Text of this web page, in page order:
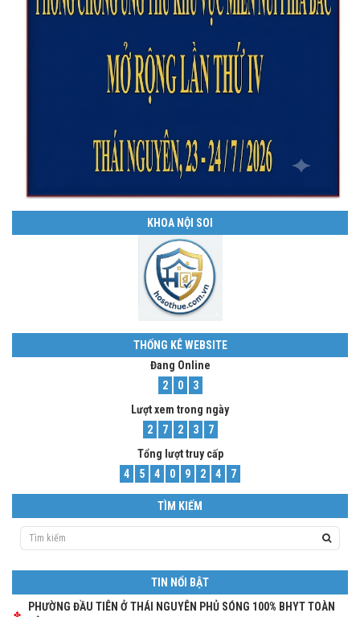
KHOA NỘI SOI
THỐNG KÊ WEBSITE
Đang Online
2
0
3
Lượt xem trong ngày
2
7 2 3
7
Tổng lượt truy cấp
4
5 4 0 9 2 4 7
TÌM KIẾM
TIN NỔI BẬT
PHƯỜNG ĐẦU TIÊN Ở THÁI NGUYÊN PHỦ SÓNG 100% BHYT TOÀN